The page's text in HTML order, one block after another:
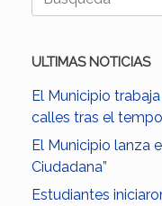
ULTIMAS NOTICIAS
El Municipio
calles tras el
El Municipio lanza
Ciudadana”
Estudiantes